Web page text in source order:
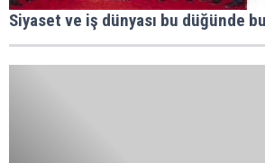
Siyaset ve iş dünyası bu düğünde